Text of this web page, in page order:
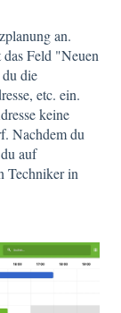
an.
Feld "Neuen
die
etc. ein.
keine
Nachdem du
auf
Techniker in